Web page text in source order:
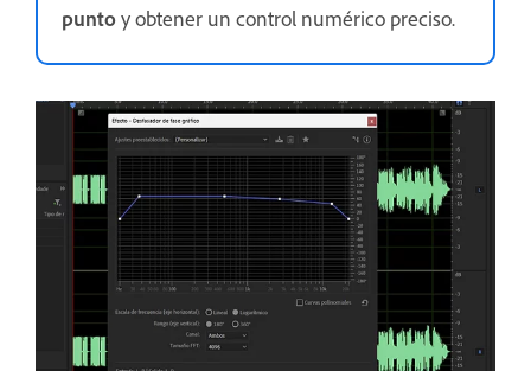
puntoy obtener un control numérico preciso.